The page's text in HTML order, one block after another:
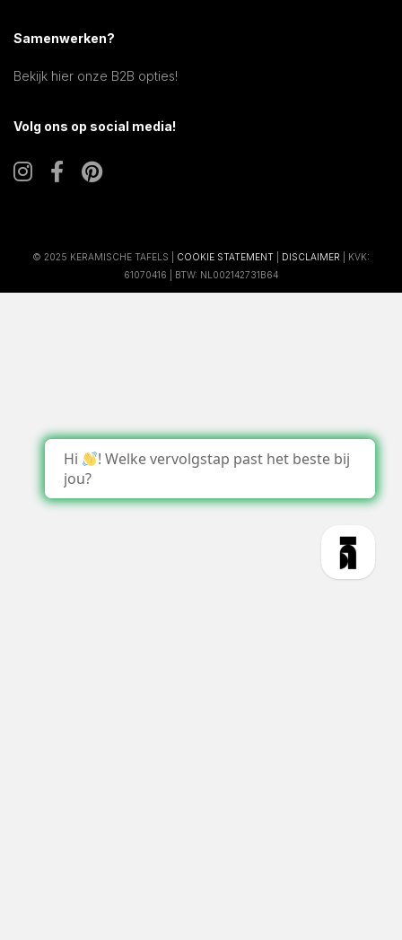
Samenwerken?
Bekijk hier onze B2B opties!
Volg ons op social media!
© 2025 KERAMISCHE TAFELS | COOKIE STATEMENT DISCLAIMER | KVK:
61070416 | BTW: NL002142731B64
Hi
! Welke vervolgstap past het beste bij
jou?